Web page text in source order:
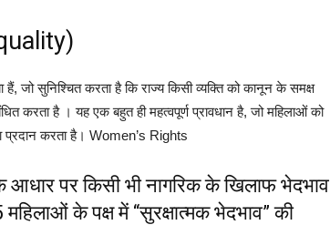
जो सुनिश्चित करता है कि राज्य किसी व्यक्ति को कानून के समक्ष
करता है । यह एक बहुत ही महत्वपूर्ण प्रावधान है, जो महिलाओं को
प्रदान करता है। Women’s Rights
आधार पर किसी भी नागरिक के खिलाफ भेदभाव
के पक्ष में “सुरक्षात्मक भेदभाव” की